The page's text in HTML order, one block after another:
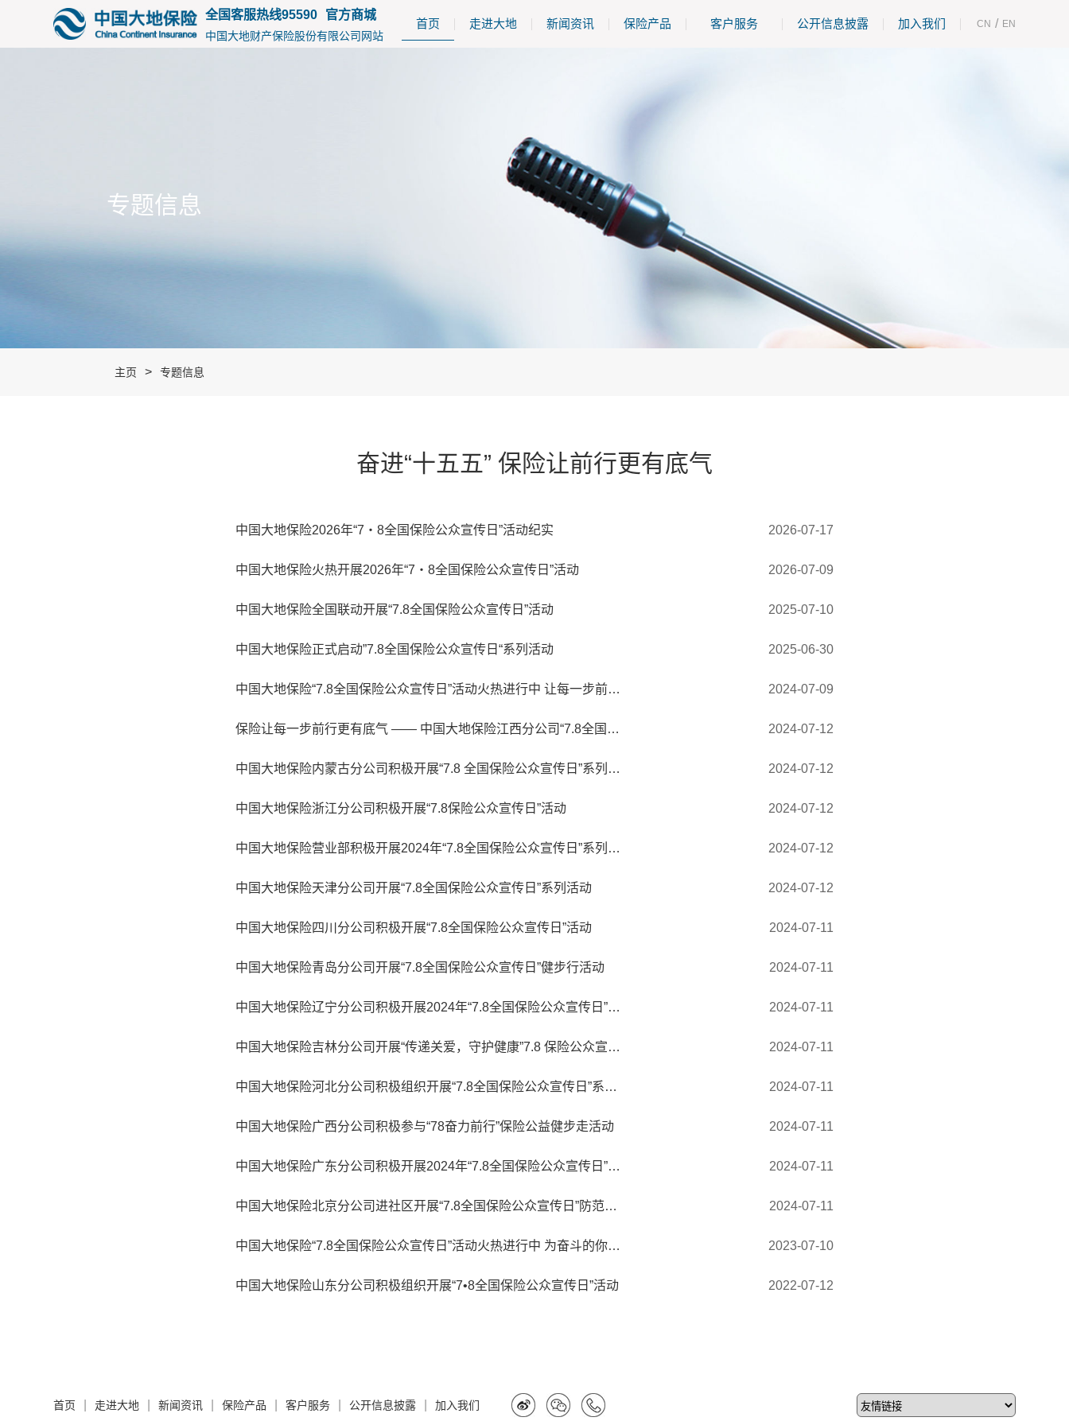
全国客服热线95590 官方商城
中国大地财产保险股份有限公司网站
首页 走进大地 新闻资讯 保险产品 客户服务 公开信息披露 加入我们 CN / EN
专题信息
主页 > 专题信息
奋进“十五五” 保险让前行更有底气
中国大地保险2026年“7・8全国保险公众宣传日”活动纪实 2026-07-17
中国大地保险火热开展2026年“7・8全国保险公众宣传日”活动 2026-07-09
中国大地保险全国联动开展“7.8全国保险公众宣传日”活动 2025-07-10
中国大地保险正式启动”7.8全国保险公众宣传日“系列活动 2025-06-30
中国大地保险“7.8全国保险公众宣传日”活动火热进行中 让每一步前行更有底气 2024-07-09
保险让每一步前行更有底气 —— 中国大地保险江西分公司“7.8全国保险公众宣传日”系列活动精彩纷呈 2024-07-12
中国大地保险内蒙古分公司积极开展“7.8 全国保险公众宣传日”系列活动 2024-07-12
中国大地保险浙江分公司积极开展“7.8保险公众宣传日”活动 2024-07-12
中国大地保险营业部积极开展2024年“7.8全国保险公众宣传日”系列活动 2024-07-12
中国大地保险天津分公司开展“7.8全国保险公众宣传日”系列活动 2024-07-12
中国大地保险四川分公司积极开展“7.8全国保险公众宣传日”活动 2024-07-11
中国大地保险青岛分公司开展“7.8全国保险公众宣传日”健步行活动 2024-07-11
中国大地保险辽宁分公司积极开展2024年“7.8全国保险公众宣传日”活动 2024-07-11
中国大地保险吉林分公司开展“传递关爱，守护健康”7.8 保险公众宣传日义诊活动 2024-07-11
中国大地保险河北分公司积极组织开展“7.8全国保险公众宣传日”系列活动 2024-07-11
中国大地保险广西分公司积极参与“78奋力前行”保险公益健步走活动 2024-07-11
中国大地保险广东分公司积极开展2024年“7.8全国保险公众宣传日”活动 2024-07-11
中国大地保险北京分公司进社区开展“7.8全国保险公众宣传日”防范非法集资讲座 2024-07-11
中国大地保险“7.8全国保险公众宣传日”活动火热进行中 为奋斗的你加把劲 2023-07-10
中国大地保险山东分公司积极组织开展“7•8全国保险公众宣传日”活动 2022-07-12
首页 走进大地 新闻资讯 保险产品 客户服务 公开信息披露 加入我们